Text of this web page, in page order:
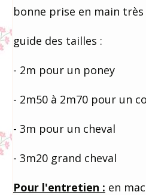
bonne prise en main
guide des tailles :
- 2m pour un poney
- 2m50 à 2m70 pour un
- 3m pour un cheval
- 3m20 grand cheval
Pour l'entretien : en